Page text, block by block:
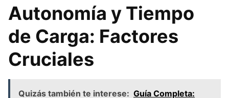
Autonomía y Tiempo
de Carga: Factores
Cruciales
Quizás también te interese: Guía Completa: